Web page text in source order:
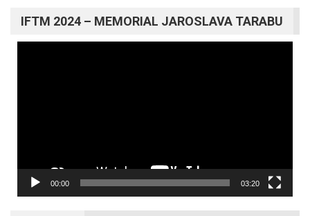
IFTM 2024 – MEMORIAL JAROSLAVA TARABU
00:00 03:20